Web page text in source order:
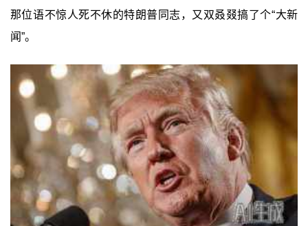
那位语不惊人死不休的特朗普同志，又双叒叕搞了个“大新
闻”。